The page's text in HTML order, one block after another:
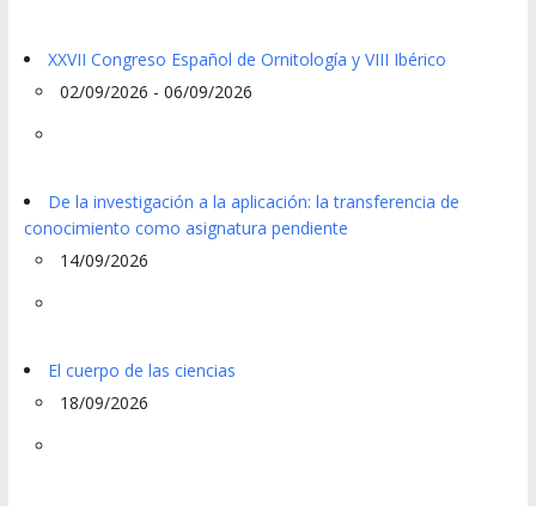
XXVII Congreso Español de Ornitología y VIII Ibérico
02/09/2026 - 06/09/2026
De la investigación a la aplicación: la transferencia de
conocimiento como asignatura pendiente
14/09/2026
El cuerpo de las ciencias
18/09/2026